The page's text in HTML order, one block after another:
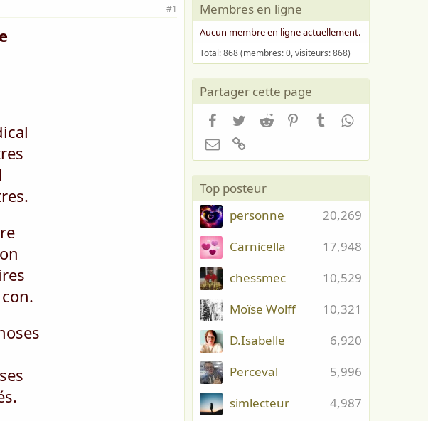
#1 Membres en ligne
Aucun membre en ligne actuellement.
Total: 868 (membres: 0, visiteurs: 868)
Partager cette page
Facebook
TwitterReddit PinterestTumblrWhatsApp
Email
Top posteur
20,269
personne
17,948
Carnicella
10,529
chessmec
10,321
Moïse Wolff
6,920
D.Isabelle
5,996
Perceval
4,987
simlecteur